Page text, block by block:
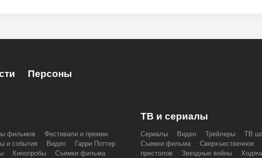
Персоны
фильмов
Фестивали и премии
и события
Видео
Гарри Поттер
Кинопробы
Съемки фильма
ТВ и сериалы
Сериалы Видео Трейлеры
ТВ
Съемки фильма
Сверхъественное
престолов
Звездные войны